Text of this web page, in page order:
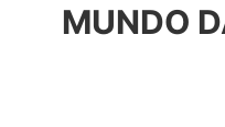
MUNDO